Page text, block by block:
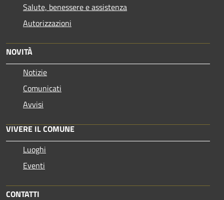
Salute, benessere e assistenza
Autorizzazioni
NOVITÀ
Notizie
Comunicati
Avvisi
VIVERE IL COMUNE
Luoghi
Eventi
CONTATTI